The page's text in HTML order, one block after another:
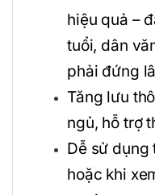
hiệu quả –
tuổi, dân
phải đứng
Tăng lưu
ngủ, hỗ trợ
Dễ sử dụng
hoặc khi